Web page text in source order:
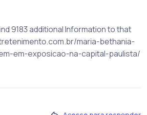
9183 additional Information to that
maria-bethania-
em-exposicao-na-capital-paulista/